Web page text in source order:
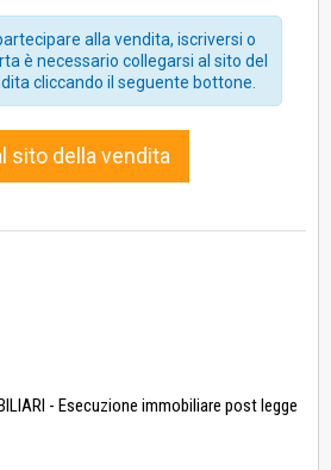
alla vendita, iscriversi o
è necessario collegarsi al sito del
cliccando il seguente bottone.
sito della vendita
- Esecuzione immobiliare post legge